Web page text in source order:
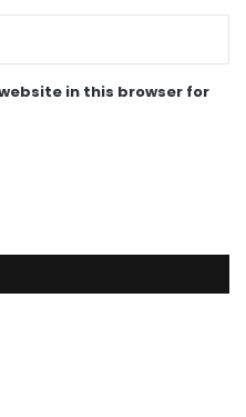
in this browser for